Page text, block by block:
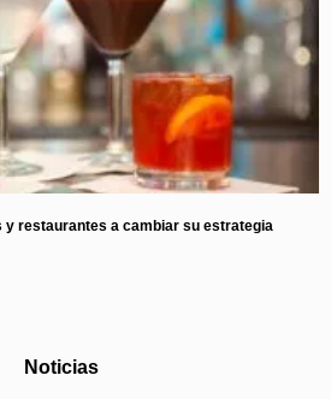
y restaurantes a cambiar su estrategia
Noticias